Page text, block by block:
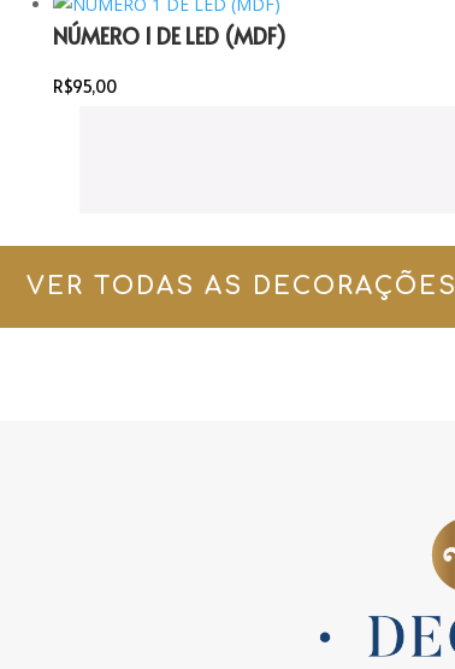
NÚMERO 1 DE LED (MDF)
R$95,00
VER TODAS AS DECORAÇÕES